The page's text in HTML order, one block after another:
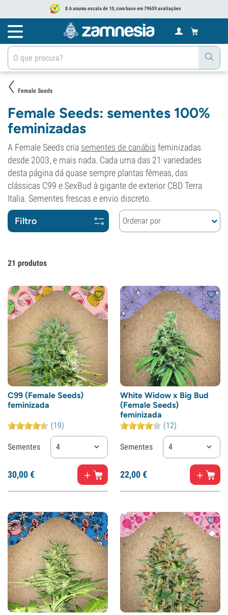
8.6 anuma escala de 10, com base em 79659 avaliações
Female Seeds
Female Seeds: sementes 100%
feminizadas
A Female Seeds cria sementes de canábis feminizadas
desde 2003, e mais nada. Cada uma das 21 variedades
desta página dá quase sempre plantas fêmeas, das
clássicas C99 e SexBud à gigante de exterior CBD Terra
Italia. Sementes frescas e envio discreto.
Filtro Ordenar por
21 produtos
C99 (Female Seeds)
feminizada
(19)
Sementes 4
30,00€
White Widow x Big Bud
(Female Seeds)
feminizada
(12)
Sementes 4
22,00€